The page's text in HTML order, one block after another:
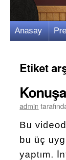
İçeriğe
Anasay
Etiket
admin
Bu
bu üç
yaptım.